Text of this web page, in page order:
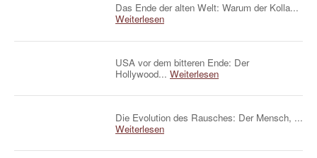
Das Ende der alten Welt: Warum der Kolla...
Weiterlesen
USA vor dem bitteren Ende: Der
Hollywood... Weiterlesen
Die Evolution des Rausches: Der Mensch, ...
Weiterlesen